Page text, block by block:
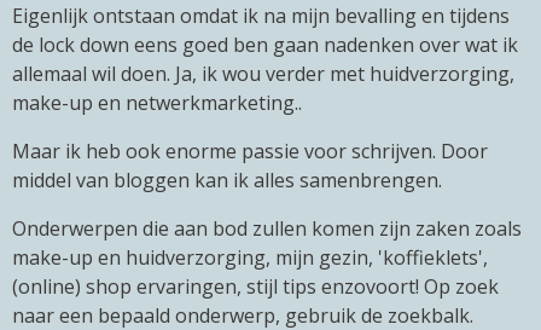
Eigenlijk ontstaan omdat ik na mijn bevalling en tijdens
de lock down eens goed ben gaan nadenken over wat ik
allemaal wil doen. Ja, ik wou verder met huidverzorging,
make-up en netwerkmarketing..
Maar ik heb ook enorme passie voor schrijven. Door
middel van bloggen kan ik alles samenbrengen.
Onderwerpen die aan bod zullen komen zijn zaken zoals
make-up en huidverzorging, mijn gezin, 'koffieklets',
(online) shop ervaringen, stijl tips enzovoort! Op zoek
naar een bepaald onderwerp, gebruik de zoekbalk.